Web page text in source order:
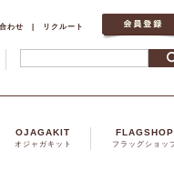
わせ | リクルート
OJAGAKIT
オジャガキット
FLAGSHOP
フラッグショッ